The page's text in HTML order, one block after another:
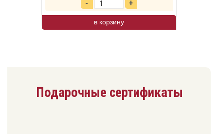
в корзину
Подарочные сертификаты